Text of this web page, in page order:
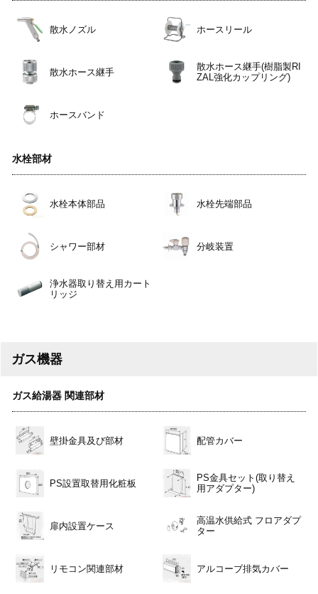
散水ノズル ホースリール
散水ホース継手
散水ホース継手(樹脂製RI
ZAL強化カップリング)
ホースバンド
水栓部材
水栓本体部品 水栓先端部品
シャワー部材 分岐装置
浄水器取り替え用カート
リッジ
ガス機器
ガス給湯器 関連部材
壁掛金具及び部材 配管カバー
PS設置取替用化粧板
PS金具セット(取り替え
用アダプター)
扉内設置ケース
高温水供給式 フロアダプ
ター
リモコン関連部材 アルコーブ排気カバー